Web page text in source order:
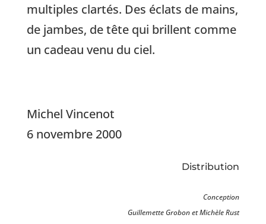
multiples clartés. Des éclats de mains,
de jambes, de tête qui brillent comme
un cadeau venu du ciel.
Michel Vincenot
6 novembre 2000
Distribution
Conception
Guillemette Grobon et Michèle Rust